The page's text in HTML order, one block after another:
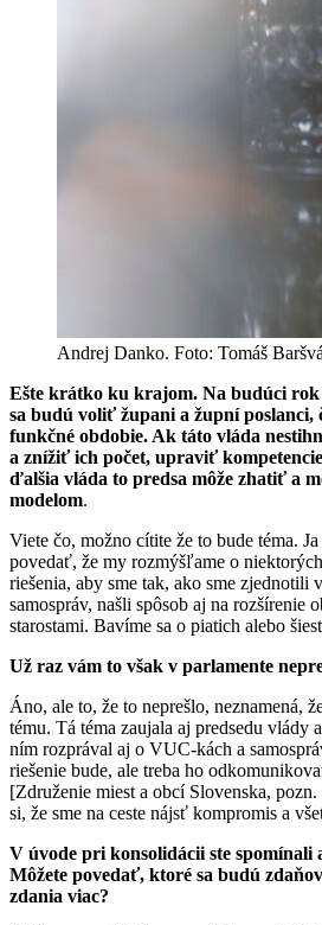
Andrej Danko. Foto: Tomáš
Ešte krátko ku krajom. Na budúci rok
sa budú voliť župani a župní poslanci,
funkčné obdobie. Ak táto vláda
a znížiť ich počet, upraviť
ďalšia vláda to predsa môže zhatiť a
modelom.
Viete čo, možno cítite že to bude téma.
povedať, že my rozmýšľame o
riešenia, aby sme tak, ako sme
samospráv, našli spôsob aj na rozšírenie
starostami. Bavíme sa o piatich alebo
Už raz vám to však v parlamente
Áno, ale to, že to neprešlo, neznamená,
tému. Tá téma zaujala aj predsedu vlády
ním rozprával aj o VUC-kách a
riešenie bude, ale treba ho
[Združenie miest a obcí Slovenska,
si, že sme na ceste nájsť kompromis a
V úvode pri konsolidácii ste spomínali
Môžete povedať, ktoré sa budú
zdania viac?